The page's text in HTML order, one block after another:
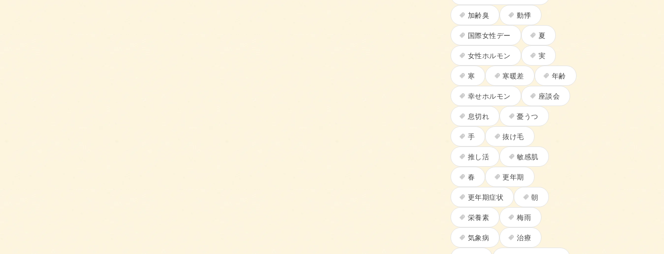
加齢臭 動悸
国際女性デー 夏
女性ホルモン 実
寒 寒暖差 年齢
幸せホルモン 座談会
息切れ 憂うつ
手 抜け毛
推し活 敏感肌
春 更年期
更年期症状 朝
栄養素 梅雨
気象病 治療